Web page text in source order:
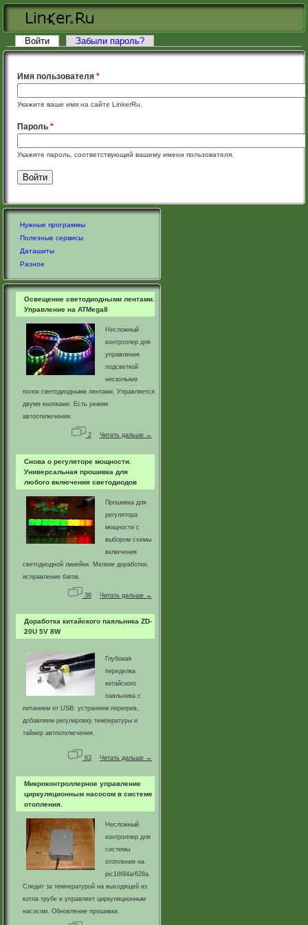
Перейти к основному содержанию
Главные вкладки
Войти (активная вкладка)
Забыли пароль?
Имя пользователя*
Укажите ваше имя на сайте LinkerRu.
Пароль*
Укажите пароль, соответствующий вашему имени пользователя.
Нужные программы
Полезные сервисы
Даташиты
Разное
Освещение светодиодными лентами.
Управление на ATMega8
Несложный
контроллер для
управления
подсветкой
нескольких
полок светодиодными лентами. Управляется
двумя кнопками. Есть режим
автоотключения.
2 Читать дальше →
Снова о регуляторе мощности.
Универсальная прошивка для
любого включения светодиодов
Прошивка для
регулятора
мощности с
выбором схемы
включения
светодиодной линейки. Мелкие доработки,
исправление багов.
36 Читать дальше →
Доработка китайского паяльника ZD-
20U 5V 8W
Глубокая
переделка
китайского
паяльника с
питанием от USB: устраняем перегрев,
добавляем регулировку температуры и
таймер автоотключения.
63 Читать дальше →
Микроконтроллерное управление
циркуляционным насосом в системе
отопления.
Несложный
контроллер для
системы
отопления на
pic16f84a/628a.
Следит за температурой на выходящей из
котла трубе и управляет циркуляционным
насосом. Обновление прошивки.